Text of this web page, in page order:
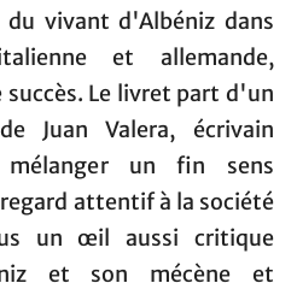
du vivant d'Albéniz dans
et allemande,
Le livret part d'un
Juan Valera, écrivain
un fin sens
attentif à la société
un œil aussi critique
et son mécène et